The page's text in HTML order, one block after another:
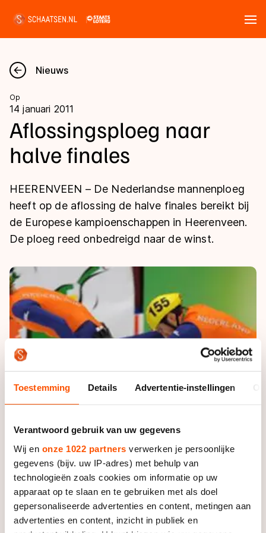
Toestemming Details Advertentie-instellingen
Verantwoord gebruik van uw gegevens
Wij en onze 1022 partners verwerken je persoonlijke
gegevens (bijv. uw IP-adres) met behulp van
technologieën zoals cookies om informatie op uw
apparaat op te slaan en te gebruiken met als doel
gepersonaliseerde advertenties en content, metingen aan
advertenties en content, inzicht in publiek en
Nieuws
Kalender
Disciplines
Langebaan
Shorttrack
Inlineskaten
Kunstschaatsen
Schoonrijden
Natuurijs
Uitslagen
Langebaan
Shorttrack
Inlineskaten
Kunstschaatsen
Tijden & historie
Persoonlijke records & tijden
Historie & statistiek
De weg op
Inschrijven wedstrijden
Algemene Nederlandse Schaatstijd
Deze zomer de weg op
Waar kan ik schaatsen en skaten?
Schaatsfans
Alles voor jou als schaatsfan
Evenementen
Olympische Spelen
Olympische Spelen
Medaille overzicht
Olympische uitslagen
Van Jong tot Goud verhalen
Nieuws
Op
14 januari 2011
Aflossingsploeg naar
halve finales
HEERENVEEN – De Nederlandse mannenploeg
heeft op de aflossing de halve finales bereikt bij
de Europese kampioenschappen in Heerenveen.
De ploeg reed onbedreigd naar de winst.